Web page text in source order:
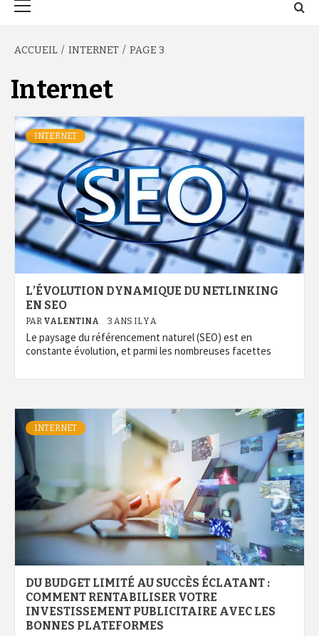
ACCUEIL INTERNET PAGE 3
Internet
INTERNET
L’ÉVOLUTION DYNAMIQUE DU NETLINKING
EN SEO
PAR VALENTINA 3 ANS IL Y A
Le paysage du référencement naturel (SEO) est en
constante évolution, et parmi les nombreuses facettes
INTERNET
DU BUDGET LIMITÉ AU SUCCÈS ÉCLATANT :
COMMENT RENTABILISER VOTRE
INVESTISSEMENT PUBLICITAIRE AVEC LES
BONNES PLATEFORMES